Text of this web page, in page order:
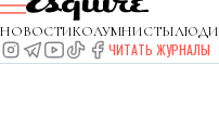
НОВОСТИКОЛУМНИСТЫЛЮДИ
ЧИТАТЬ ЖУРНАЛЫ